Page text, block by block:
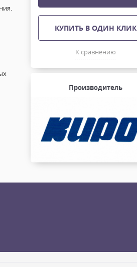
КУПИТЬ В ОДИН КЛИК
К сравнению
Производитель